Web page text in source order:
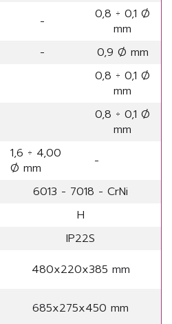
-
0,8 ÷ 0,1 Ø
mm
-
0,9 Ø mm
0,8 ÷ 0,1 Ø
mm
0,8 ÷ 0,1 Ø
mm
1,6 ÷ 4,00
Ø mm
-
6013 - 7018 - CrNi
H
IP22S
480x220x385 mm
685x275x450 mm